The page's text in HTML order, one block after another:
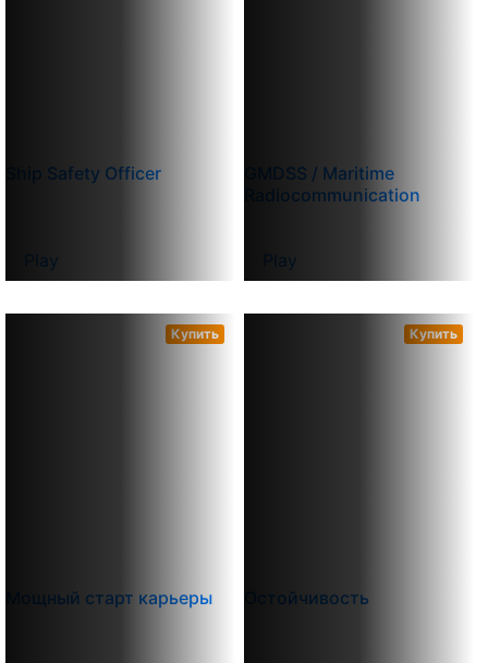
Ship Safety Officer
Play
GMDSS / Maritime
Radiocommunication
Play
Купить
Мощный старт карьеры
Купить
Остойчивость